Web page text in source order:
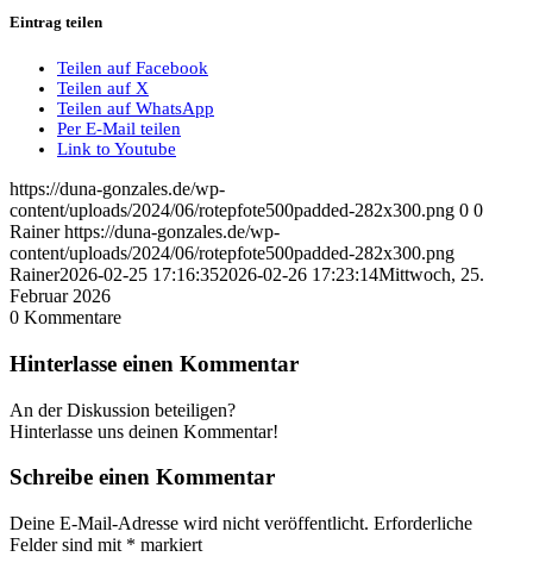
Eintrag teilen
Teilen auf Facebook
Teilen auf X
Teilen auf WhatsApp
Per E-Mail teilen
Link to Youtube
https://duna-gonzales.de/wp-
content/uploads/2024/06/rotepfote500padded-282x300.png 0 0
Rainer https://duna-gonzales.de/wp-
content/uploads/2024/06/rotepfote500padded-282x300.png
Rainer2026-02-25 17:16:352026-02-26 17:23:14Mittwoch, 25.
Februar 2026
0 Kommentare
Hinterlasse einen Kommentar
An der Diskussion beteiligen?
Hinterlasse uns deinen Kommentar!
Schreibe einen Kommentar
Deine E-Mail-Adresse wird nicht veröffentlicht. Erforderliche
Felder sind mit * markiert